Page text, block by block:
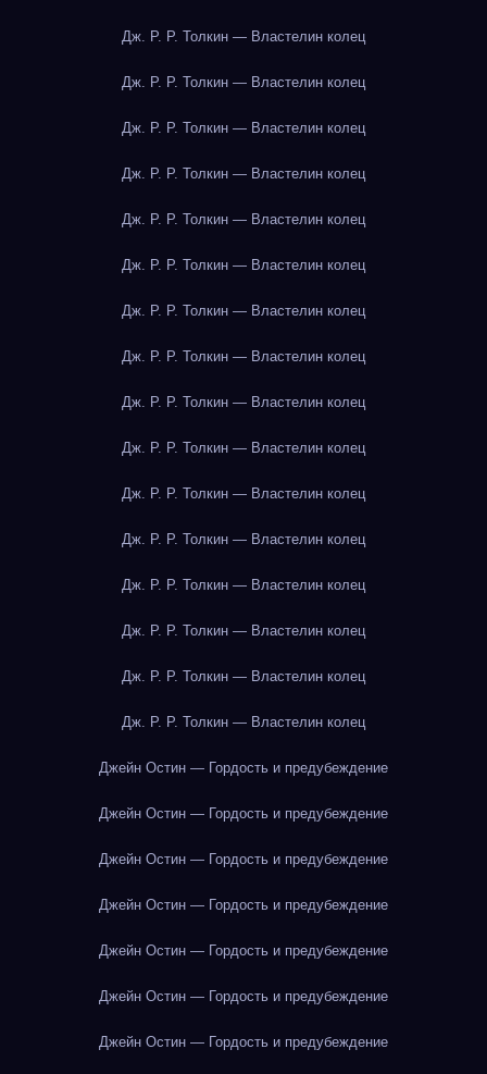
Дж. Р. Р. Толкин — Властелин колец
Дж. Р. Р. Толкин — Властелин колец
Дж. Р. Р. Толкин — Властелин колец
Дж. Р. Р. Толкин — Властелин колец
Дж. Р. Р. Толкин — Властелин колец
Дж. Р. Р. Толкин — Властелин колец
Дж. Р. Р. Толкин — Властелин колец
Дж. Р. Р. Толкин — Властелин колец
Дж. Р. Р. Толкин — Властелин колец
Дж. Р. Р. Толкин — Властелин колец
Дж. Р. Р. Толкин — Властелин колец
Дж. Р. Р. Толкин — Властелин колец
Дж. Р. Р. Толкин — Властелин колец
Дж. Р. Р. Толкин — Властелин колец
Дж. Р. Р. Толкин — Властелин колец
Дж. Р. Р. Толкин — Властелин колец
Джейн Остин — Гордость и предубеждение
Джейн Остин — Гордость и предубеждение
Джейн Остин — Гордость и предубеждение
Джейн Остин — Гордость и предубеждение
Джейн Остин — Гордость и предубеждение
Джейн Остин — Гордость и предубеждение
Джейн Остин — Гордость и предубеждение